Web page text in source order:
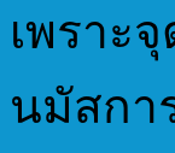
เพราะ
นมัสกา